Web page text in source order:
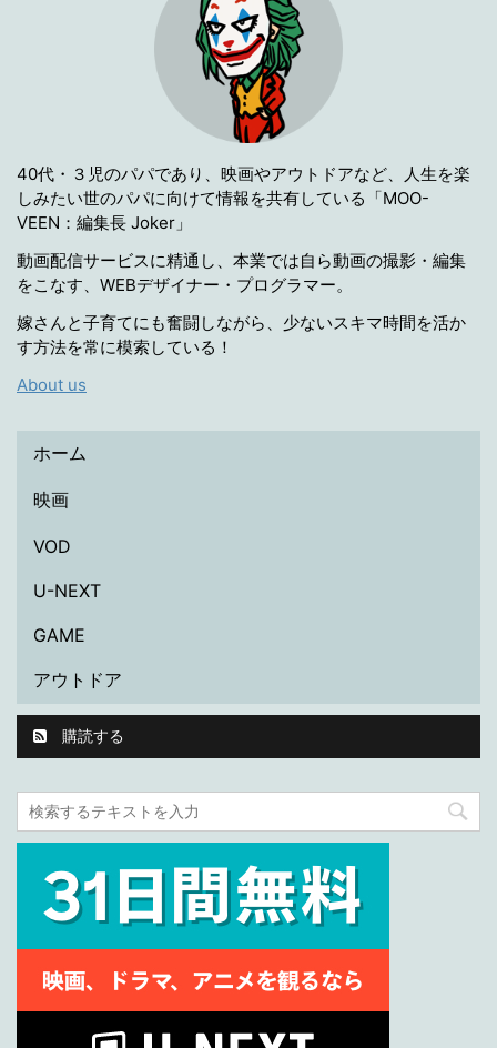
40代・３児のパパであり、映画やアウトドアなど、人生を楽
しみたい世のパパに向けて情報を共有している「MOO-
VEEN：編集長 Joker」
動画配信サービスに精通し、本業では自ら動画の撮影・編集
をこなす、WEBデザイナー・プログラマー。
嫁さんと子育てにも奮闘しながら、少ないスキマ時間を活か
す方法を常に模索している！
About us
ホーム
映画
VOD
U-NEXT
GAME
アウトドア
購読する